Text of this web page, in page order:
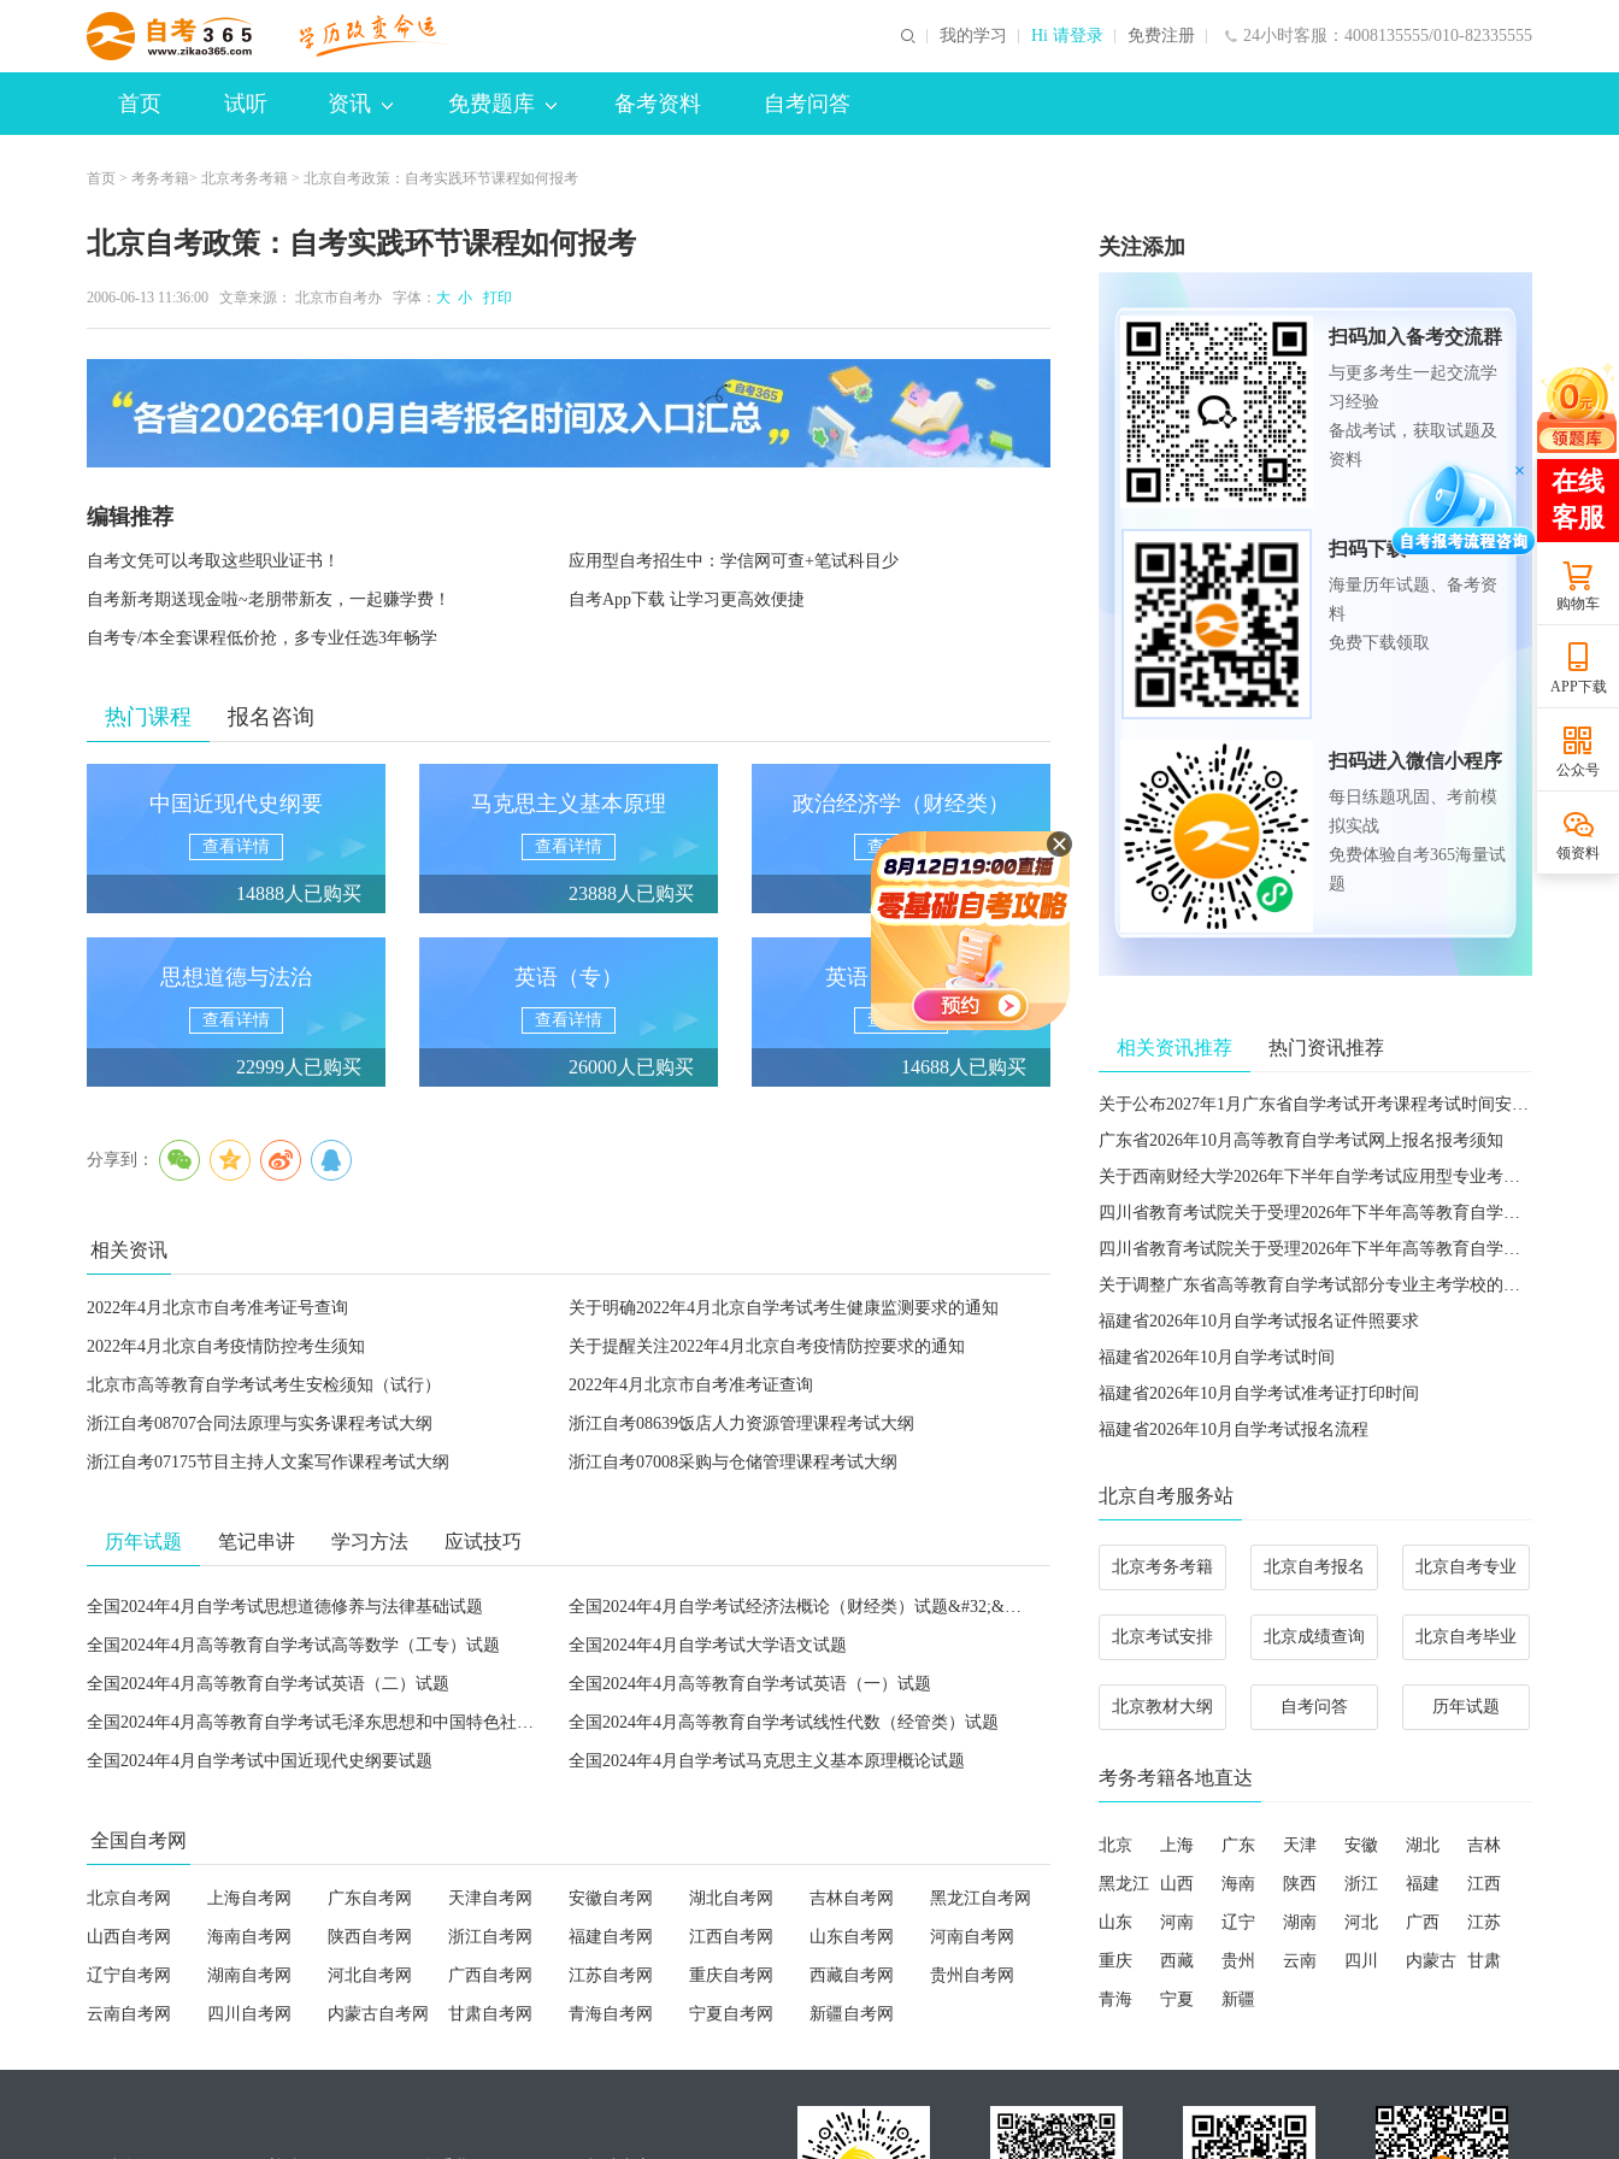
24小时客服：4008135555/010-82335555
我的学习 Hi 请登录 免费注册
首页 试听 资讯 免费题库 备考资料 自考问答
首页 > 考务考籍> 北京考务考籍 > 北京自考政策：自考实践环节课程如何报考
北京自考政策：自考实践环节课程如何报考
2006-06-13 11:36:00 文章来源： 北京市自考办 字体： 大 小 打印
编辑推荐
自考文凭可以考取这些职业证书！ 应用型自考招生中：学信网可查+笔试科目少
自考新考期送现金啦~老朋带新友，一起赚学费！ 自考App下载 让学习更高效便捷
自考专/本全套课程低价抢，多专业任选3年畅学
热门课程 报名咨询
中国近现代史纲要
查看详情
14888人已购买
马克思主义基本原理
查看详情
23888人已购买
政治经济学（财经类）
查看详情
13950人已购买
思想道德与法治
查看详情
22999人已购买
英语（专）
查看详情
26000人已购买
英语（专升本）
查看详情
14688人已购买
分享到：
相关资讯
2022年4月北京市自考准考证号查询 关于明确2022年4月北京自学考试考生健康监测要求的通知
2022年4月北京自考疫情防控考生须知 关于提醒关注2022年4月北京自考疫情防控要求的通知
北京市高等教育自学考试考生安检须知（试行） 2022年4月北京市自考准考证查询
浙江自考08707合同法原理与实务课程考试大纲 浙江自考08639饭店人力资源管理课程考试大纲
浙江自考07175节目主持人文案写作课程考试大纲 浙江自考07008采购与仓储管理课程考试大纲
历年试题 笔记串讲 学习方法 应试技巧
全国2024年4月自学考试思想道德修养与法律基础试题 全国2024年4月自学考试经济法概论（财经类）试题&#32;&#32;
全国2024年4月高等教育自学考试高等数学（工专）试题 全国2024年4月自学考试大学语文试题
全国2024年4月高等教育自学考试英语（二）试题 全国2024年4月高等教育自学考试英语（一）试题
全国2024年4月高等教育自学考试毛泽东思想和中国特色社会主义理论体系概论试题 全国2024年4月高等教育自学考试线性代数（经管类）试题
全国2024年4月自学考试中国近现代史纲要试题 全国2024年4月自学考试马克思主义基本原理概论试题
全国自考网
北京自考网 上海自考网 广东自考网 天津自考网 安徽自考网 湖北自考网 吉林自考网 黑龙江自考网
山西自考网 海南自考网 陕西自考网 浙江自考网 福建自考网 江西自考网 山东自考网 河南自考网
辽宁自考网 湖南自考网 河北自考网 广西自考网 江苏自考网 重庆自考网 西藏自考网 贵州自考网
云南自考网 四川自考网 内蒙古自考网 甘肃自考网 青海自考网 宁夏自考网 新疆自考网
关注添加
扫码加入备考交流群
与更多考生一起交流学
习经验
备战考试，获取试题及
资料
扫码下载APP
海量历年试题、备考资
料
免费下载领取
扫码进入微信小程序
每日练题巩固、考前模
拟实战
免费体验自考365海量试
题
相关资讯推荐 热门资讯推荐
关于公布2027年1月广东省自学考试开考课程考试时间安排和使用教材的通知
广东省2026年10月高等教育自学考试网上报名报考须知
关于西南财经大学2026年下半年自学考试应用型专业考籍更改办理的通知
四川省教育考试院关于受理2026年下半年高等教育自学考试省际转考申请的通告
四川省教育考试院关于受理2026年下半年高等教育自学考试考籍更改申请的通告
关于调整广东省高等教育自学考试部分专业主考学校的通知
福建省2026年10月自学考试报名证件照要求
福建省2026年10月自学考试时间
福建省2026年10月自学考试准考证打印时间
福建省2026年10月自学考试报名流程
北京自考服务站
北京考务考籍 北京自考报名 北京自考专业
北京考试安排 北京成绩查询 北京自考毕业
北京教材大纲 自考问答 历年试题
考务考籍各地直达
北京 上海 广东 天津 安徽 湖北 吉林
黑龙江 山西 海南 陕西 浙江 福建 江西
山东 河南 辽宁 湖南 河北 广西 江苏
重庆 西藏 贵州 云南 四川 内蒙古 甘肃
青海 宁夏 新疆
购物车
APP下载
公众号
领资料